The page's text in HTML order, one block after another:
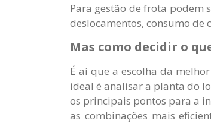
Para gestão de frota podem
deslocamentos, consumo de
Mas como decidir o
É aí que a escolha da
ideal é analisar a planta do
os principais pontos para a
as combinações mais